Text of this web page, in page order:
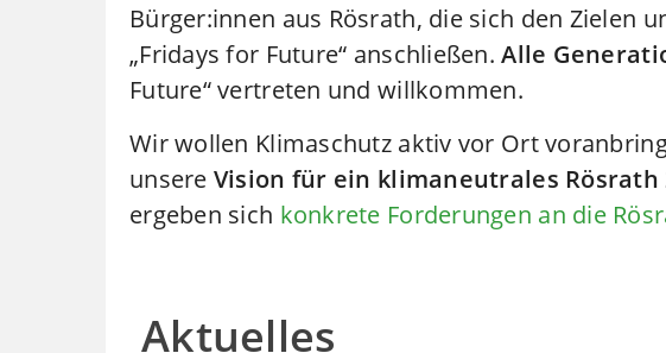
Bürger:innen aus Rösrath, die sich den Zielen
„Fridays for Future“ anschließen.Alle
Future“ vertreten und willkommen.
Wir wollen Klimaschutz aktiv vor Ort
unsere Vision für ein klimaneutrales Rösrath
ergeben sich konkrete Forderungen an die
Aktuelles